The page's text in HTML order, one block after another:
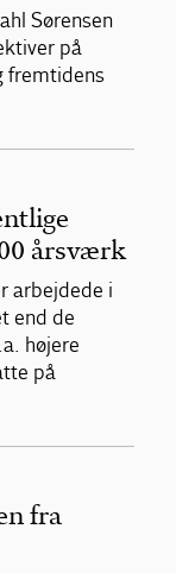
Sørensen
på
fremtidens
årsværk
arbejdede i
end de
højere
på
fra